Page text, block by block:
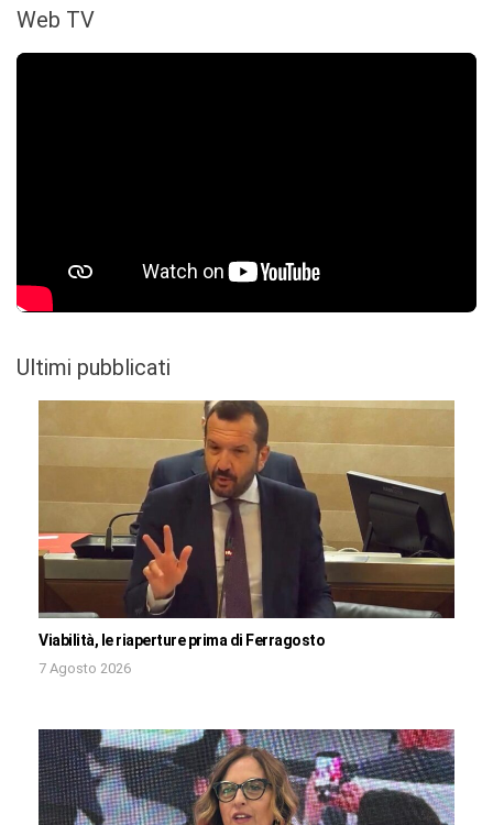
Web TV
Ultimi pubblicati
Viabilità, le riaperture prima di Ferragosto
7 Agosto 2026